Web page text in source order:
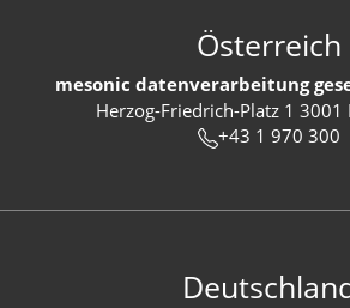
Österreich
mesonic datenverarbeitung
Herzog-Friedrich-Platz 1 3001
+43 1 970 300